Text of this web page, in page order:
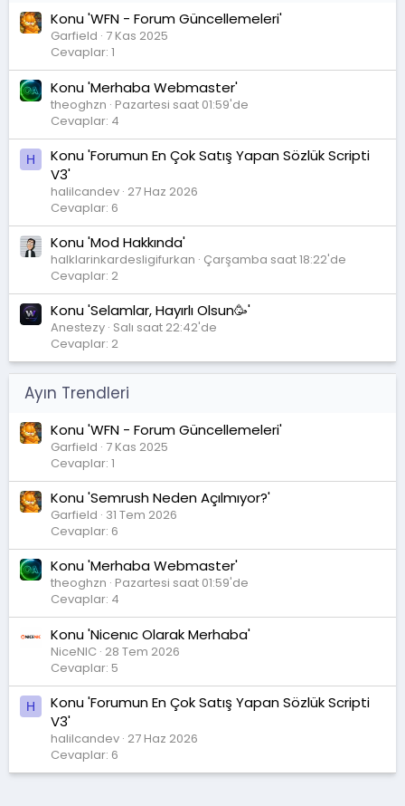
Konu 'WFN - Forum Güncellemeleri'
Garfield 7 Kas 2025
Cevaplar: 1
Konu 'Merhaba Webmaster'
theoghzn Pazartesi saat 01:59'de
Cevaplar: 4
H
Konu 'Forumun En Çok Satış Yapan Sözlük Scripti
V3'
halilcandev 27 Haz 2026
Cevaplar: 6
Konu 'Mod Hakkında'
halklarinkardesligifurkan Çarşamba saat 18:22'de
Cevaplar: 2
Konu 'Selamlar, Hayırlı Olsun🥳'
Anestezy Salı saat 22:42'de
Cevaplar: 2
Ayın Trendleri
Konu 'WFN - Forum Güncellemeleri'
Garfield 7 Kas 2025
Cevaplar: 1
Konu 'Semrush Neden Açılmıyor?'
Garfield 31 Tem 2026
Cevaplar: 6
Konu 'Merhaba Webmaster'
theoghzn Pazartesi saat 01:59'de
Cevaplar: 4
Konu 'Nicenıc Olarak Merhaba'
NiceNIC 28 Tem 2026
Cevaplar: 5
H
Konu 'Forumun En Çok Satış Yapan Sözlük Scripti
V3'
halilcandev 27 Haz 2026
Cevaplar: 6